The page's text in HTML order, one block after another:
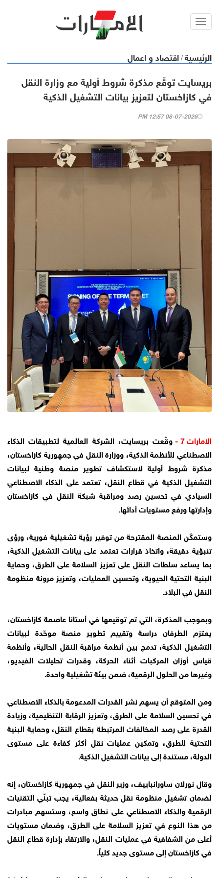
Toggl
الرئيسية / اقتصاد و اعمال
بريسايت توقّع مذكرة شروط أولية مع وزارة النقل
في كازاخستان لتعزيز بيانات التشغيل الذكية
08-07-2026 12:57 PM
الامارات 7 -
وقّعت بريسايت، الشركة العالمية لتطبيقات الذكاء
الاصطناعي للأنظمة الذكية، ووزارة النقل في جمهورية كازاخستان،
مذكرة شروط أولية لاستكشاف تطوير منصة وطنية لبيانات
التشغيل الذكية في قطاع النقل، تعتمد على الذكاء الاصطناعي
السيادي في تحسين رصد ومراقبة شبكة النقل في كازاخستان
وإدارتها ورفع مستويات أدائها.
وستمكّن المنصة المقترحة من توفير رؤية تشغيلية فورية، ورؤى
تنبؤية دقيقة، واتخاذ قرارات تعتمد على بيانات التشغيل الذكية،
بما يساعد سلطات النقل على تعزيز السلامة على الطرق، وحماية
البنية التحتية الحيوية، وتحسين العمليات، وتعزيز مرونة منظومة
النقل في البلاد.
وبموجب المذكرة، التي تم توقيعها في أستانا عاصمة كازاخستان،
يعتزم الطرفان دراسة وتقييم تطوير منصة موحّدة لبيانات
التشغيل الذكية، تدمج بين أنظمة مراقبة النقل الحالية، وأنظمة
قياس أوزان المركبات أثناء الحركة، وقدرات تحليلات الفيديو،
وغيرها من الحلول الرقمية، ضمن بيئة تشغيلية واحدة.
ومن المتوقع أن يسهم نشر القدرات المدعومة بالذكاء الاصطناعي
في تحسين السلامة على الطرق، وتعزيز الرقابة التنظيمية، وزيادة
القدرة على رصد المخالفات المرتبطة بقطاع النقل، وحماية البنية
التحتية للطرق، وتمكين عمليات نقل أكثر كفاءة على مستوى
الدولة، مستندة إلى بيانات التشغيل الذكية.
وقال نورلان ساورانباييف، وزير النقل في جمهورية كازاخستان، إنه
لضمان تشغيل منظومة نقل حديثة بفعالية، يجب تبنّي التقنيات
الرقمية والذكاء الاصطناعي على نطاق واسع، وستسهم مبادرات
من هذا النوع في تعزيز السلامة على الطرق، وضمان مستويات
أعلى من الشفافية في عمليات النقل، والارتقاء بإدارة قطاع النقل
في كازاخستان إلى مستوى جديد كلياً.